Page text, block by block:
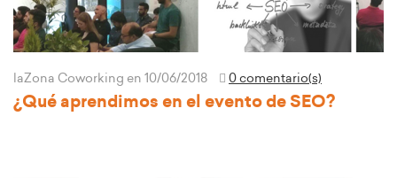
laZona Coworking en 10/06/2018 0 comentario(s)
¿Qué aprendimos en el evento de SEO?